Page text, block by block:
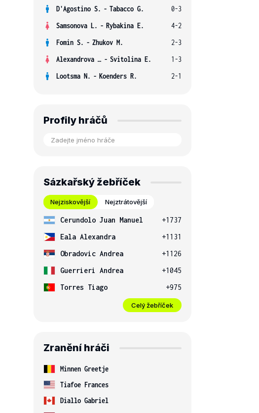
D'Agostino S. - Tabacco G.
0-3
Samsonova L. - Rybakina E.
4-2
Fomin S. - Zhukov M.
2-3
Alexandrova E. - Svitolina E.
1-3
Lootsma N. - Koenders R. 2-1
Profily hráčů
Sázkařský žebříček
Nejziskovější Nejztrátovější
Cerundolo Juan Manuel
+1737
Eala Alexandra
+1131
Obradovic Andrea
+1126
Guerrieri Andrea
+1045
Torres Tiago
+975
Celý žebříček
Zranění hráči
Minnen Greetje
Tiafoe Frances
Diallo Gabriel